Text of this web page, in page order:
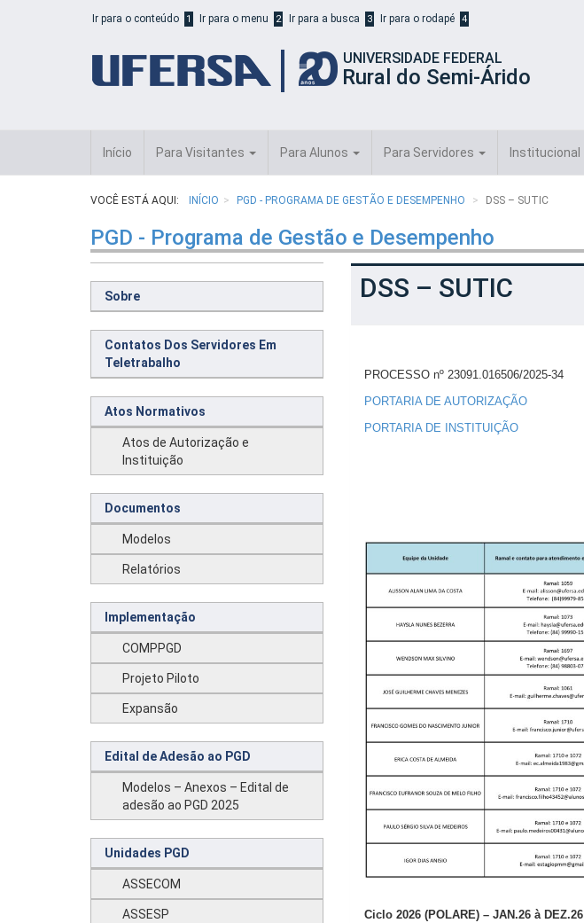
Ir para o conteúdo 1 Ir para o menu 2 Ir para a busca 3 Ir para o rodapé 4
UNIVERSIDADE FEDERAL
Rural do Semi-Árido
Início Para Visitantes Para Alunos Para Servidores Institucional
VOCÊ ESTÁ AQUI: INÍCIO PGD - PROGRAMA DE GESTÃO E DESEMPENHO DSS – SUTIC
PGD - Programa de Gestão e Desempenho
Sobre
Contatos Dos Servidores Em
Teletrabalho
Atos Normativos
Atos de Autorização e
Instituição
Documentos
Modelos
Relatórios
Implementação
COMPPGD
Projeto Piloto
Expansão
Edital de Adesão ao PGD
Modelos – Anexos – Edital de
adesão ao PGD 2025
Unidades PGD
ASSECOM
ASSESP
DSS – SUTIC
PROCESSO nº 23091.016506/2025-34
PORTARIA DE AUTORIZAÇÃO
PORTARIA DE INSTITUIÇÃO
Ciclo 2026 (POLARE) – JAN.26 à DEZ.26